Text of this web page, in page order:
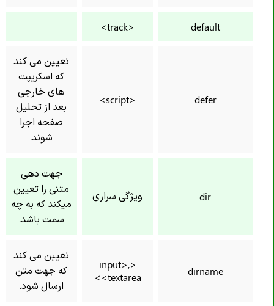
default
<track>
defer
<script>
تعیین می کند
که اسکریپت
های خارجی
بعد از تحلیل
صفحه اجرا
شوند.
dir ویژگی سراری
جهت دهی
متنی را تعیین
میکند که به چه
سمت باشد.
dirname
<input>,
<textarea>
تعیین می کند
که جهت متن
ارسال شود.